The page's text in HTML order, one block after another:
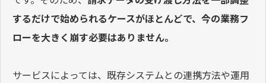
するだけで始められるケースがほとんどで、今の業務フ
ローを大きく崩す必要はありません。
サービスによっては、既存システムとの連携方法や運用